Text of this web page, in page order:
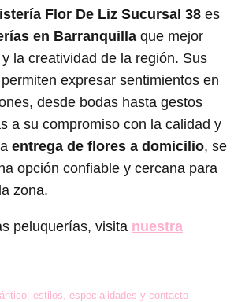
Flor De Liz Sucursal 38 es
en Barranquilla que mejor
la creatividad de la región. Sus
permiten expresar sentimientos en
desde bodas hasta gestos
a su compromiso con la calidad y
entrega de flores a domicilio, se
opción confiable y cercana para
zona.
peluquerías, visita nuestra
estilos, especialidades y contacto